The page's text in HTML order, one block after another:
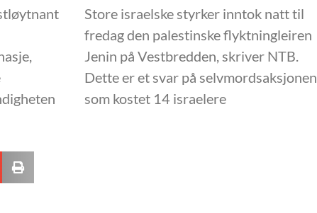
Store israelske styrker inntok natt til
fredag den palestinske flyktningleiren
Jenin på Vestbredden, skriver NTB.
Dette er et svar på selvmordsaksjonen
som kostet 14 israelere